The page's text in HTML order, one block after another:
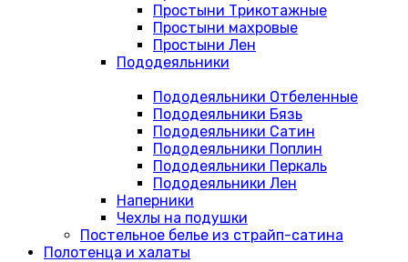
Простыни Трикотажные
Простыни махровые
Простыни Лен
Пододеяльники
Пододеяльники Отбеленные
Пододеяльники Бязь
Пододеяльники Сатин
Пододеяльники Поплин
Пододеяльники Перкаль
Пододеяльники Лен
Наперники
Чехлы на подушки
Постельное белье из страйп-сатина
Полотенца и халаты